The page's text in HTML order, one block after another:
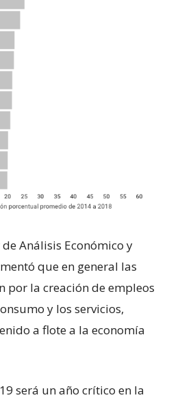
Análisis Económico y
que en general las
por la creación de empleos
y los servicios,
a flote a la economía
será un año crítico en la